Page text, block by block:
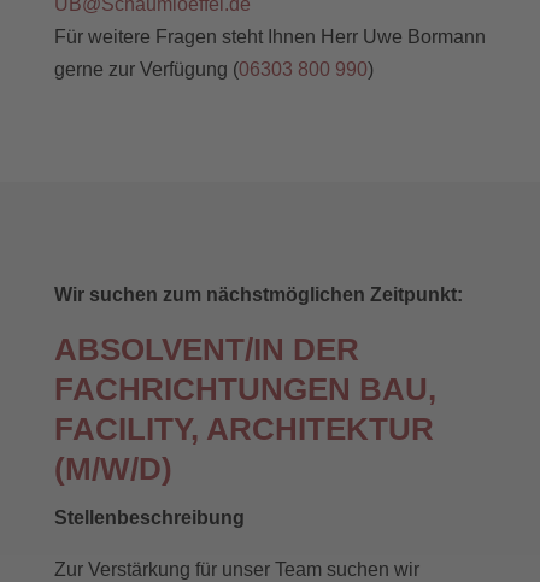
UB@Schaumloeffel.de
Für weitere Fragen steht Ihnen Herr Uwe Bormann
gerne zur Verfügung (06303 800 990)
Wir suchen zum nächstmöglichen Zeitpunkt:
ABSOLVENT/IN DER
FACHRICHTUNGEN BAU,
FACILITY, ARCHITEKTUR
(M/W/D)
Stellenbeschreibung
Zur Verstärkung für unser Team suchen wir